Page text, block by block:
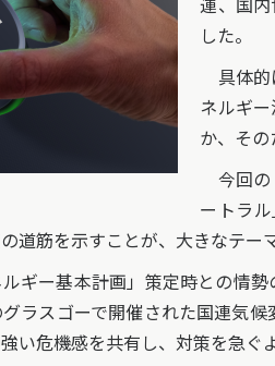
した。
具体的
ネルギ
か、その
今回の
ートラ
道筋を示すことが、大きなテー
ギー基本計画」策定時との情
ラスゴーで開催された国連気
い危機感を共有し、対策を急ぐ